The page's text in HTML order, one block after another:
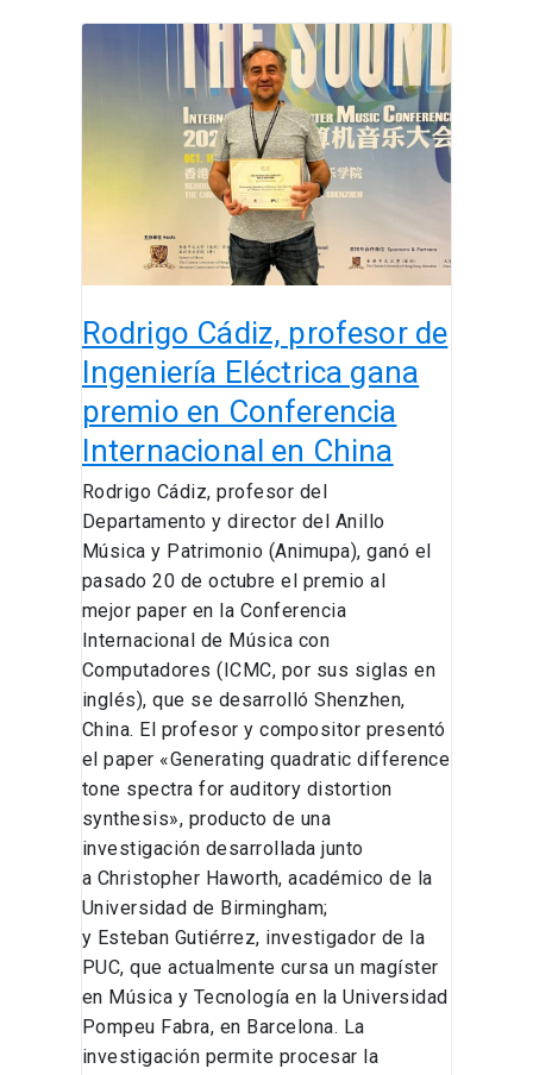
Rodrigo Cádiz, profesor de
Ingeniería Eléctrica gana
premio en Conferencia
Internacional en China
Rodrigo Cádiz, profesor del
Departamento y director del Anillo
Música y Patrimonio (Animupa), ganó el
pasado 20 de octubre el premio al
mejor paper en la Conferencia
Internacional de Música con
Computadores (ICMC, por sus siglas en
inglés), que se desarrolló Shenzhen,
China. El profesor y compositor presentó
el paper «Generating quadratic difference
tone spectra for auditory distortion
synthesis», producto de una
investigación desarrollada junto
a Christopher Haworth, académico de la
Universidad de Birmingham;
y Esteban Gutiérrez, investigador de la
PUC, que actualmente cursa un magíster
en Música y Tecnología en la Universidad
Pompeu Fabra, en Barcelona. La
investigación permite procesar la
Internacional
en
China